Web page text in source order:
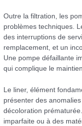
Outre la filtration, les
problèmes techniques.
des interruptions de
remplacement, et un
Une pompe défaillante
qui complique le
Le liner, élément
présenter des
décoloration
imparfaite ou à des